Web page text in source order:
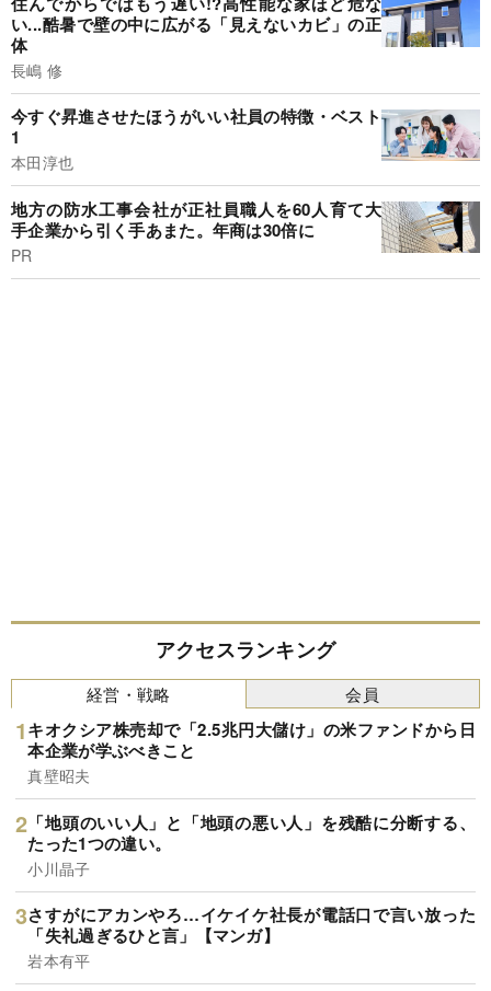
い...酷暑で壁の中に広がる「見えないカビ」の正
体
長嶋 修
今すぐ昇進させたほうがいい社員の特徴・ベスト
1
本田淳也
地方の防水工事会社が正社員職人を60人育て大
手企業から引く手あまた。年商は30倍に
PR
アクセスランキング
経営・戦略
キオクシア株売却で「2.5兆円大儲け」の米ファンドから日
本企業が学ぶべきこと
真壁昭夫
「地頭のいい人」と「地頭の悪い人」を残酷に分断する、
たった1つの違い。
小川晶子
さすがにアカンやろ…イケイケ社長が電話口で言い放った
「失礼過ぎるひと言」【マンガ】
岩本有平
会員